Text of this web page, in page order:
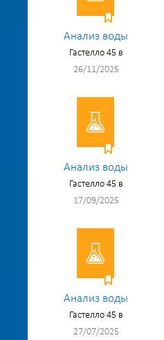
Анализ воды
Гастелло 45 в
26/11/2025
Анализ воды
Гастелло 45 в
17/09/2025
Анализ воды
Гастелло 45 в
27/07/2025